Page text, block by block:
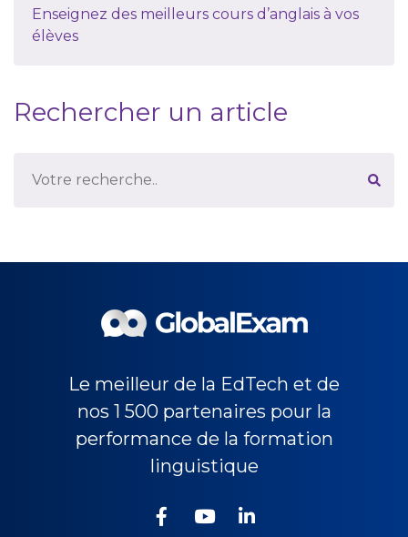
Enseignez des meilleurs cours d’anglais à vos
élèves
Rechercher un article
Le meilleur de la EdTech et de
nos 1 500 partenaires pour la
performance de la formation
linguistique